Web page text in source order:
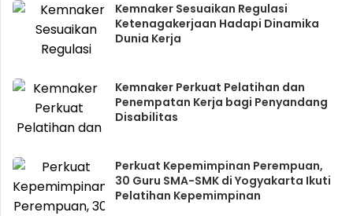
Kemnaker Sesuaikan Regulasi
Ketenagakerjaan Hadapi Dinamika
Dunia Kerja
Kemnaker Perkuat Pelatihan dan
Penempatan Kerja bagi Penyandang
Disabilitas
Perkuat Kepemimpinan Perempuan,
30 Guru SMA-SMK di Yogyakarta Ikuti
Pelatihan Kepemimpinan